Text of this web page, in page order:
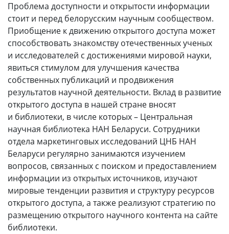
Проблема доступности и открытости информации
стоит и перед белорусским научным сообществом.
Приобщение к движению открытого доступа может
способствовать знакомству отечественных ученых
и исследователей с достижениями мировой науки,
явиться стимулом для улучшения качества
собственных публикаций и продвижения
результатов научной деятельности. Вклад в развитие
открытого доступа в нашей стране вносят
и библиотеки, в числе которых – Центральная
научная библиотека НАН Беларуси. Сотрудники
отдела маркетинговых исследований ЦНБ НАН
Беларуси регулярно занимаются изучением
вопросов, связанных с поиском и предоставлением
информации из открытых источников, изучают
мировые тенденции развития и структуру ресурсов
открытого доступа, а также реализуют стратегию по
размещению открытого научного контента на сайте
библиотеки.